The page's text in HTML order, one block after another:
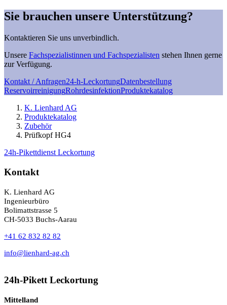
Sie brauchen unsere Unterstützung?
Kontaktieren Sie uns unverbindlich.
Unsere Fachspezialistinnen und Fachspezialisten stehen Ihnen gerne
zur Verfügung.
Kontakt / Anfragen24-h-LeckortungDatenbestellung
ReservoirreinigungRohrdesinfektionProduktekatalog
K. Lienhard AG
Produktekatalog
Zubehör
Prüfkopf HG4
24h-Pikettdienst Leckortung
Kontakt
K. Lienhard AG
Ingenieurbüro
Bolimattstrasse 5
CH-5033 Buchs-Aarau
+41 62 832 82 82
info@lienhard-ag.ch
24h-Pikett Leckortung
Mittelland